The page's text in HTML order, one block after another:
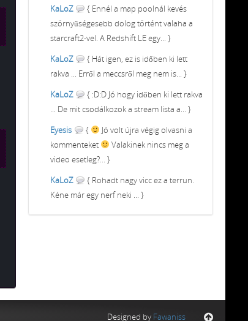
KaLoZ
{ Ennél a map poolnál kevés
szörnyűségesebb dolog történt valaha a
starcraft2-vel. A Redshift LE egy... }
KaLoZ
{ Hát igen, ez is időben ki lett
rakva ... Erről a meccsről meg nem is... }
KaLoZ
{ :D:D Jó hogy időben ki lett rakva
... De mit csodálkozok a stream lista a... }
Eyesis
{
Jó volt újra végig olvasni a
kommenteket
Valakinek nincs meg a
video esetleg?... }
KaLoZ
{ Rohadt nagy vicc ez a terrun.
Kéne már egy nerf neki ... }
Designed by Fawaniss